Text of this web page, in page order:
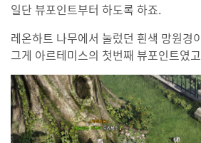
일단 뷰포인트부터 하도록 하죠.
레온하트 나무에서 눌렀던 흰색 망원경
그게 아르테미스의 첫번째 뷰포인트였